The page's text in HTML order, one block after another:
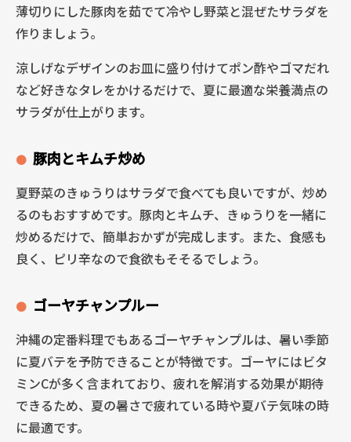
薄切りにした豚肉を茹でて冷やし野菜と混ぜたサラダを
作りましょう。
涼しげなデザインのお皿に盛り付けてポン酢やゴマだれ
など好きなタレをかけるだけで、夏に最適な栄養満点の
サラダが仕上がります。
豚肉とキムチ炒め
夏野菜のきゅうりはサラダで食べても良いですが、炒め
るのもおすすめです。豚肉とキムチ、きゅうりを一緒に
炒めるだけで、簡単おかずが完成します。また、食感も
良く、ピリ辛なので食欲もそそるでしょう。
ゴーヤチャンプルー
沖縄の定番料理でもあるゴーヤチャンプルは、暑い季節
に夏バテを予防できることが特徴です。ゴーヤにはビタ
ミンCが多く含まれており、疲れを解消する効果が期待
できるため、夏の暑さで疲れている時や夏バテ気味の時
に最適です。